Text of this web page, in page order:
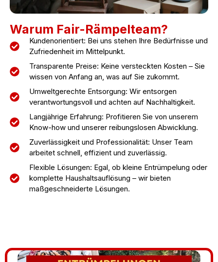
Warum Fair-Rämpelteam?
Kundenorientiert: Bei uns stehen Ihre Bedürfnisse und
Zufriedenheit im Mittelpunkt.
Transparente Preise: Keine versteckten Kosten – Sie
wissen von Anfang an, was auf Sie zukommt.
Umweltgerechte Entsorgung: Wir entsorgen
verantwortungsvoll und achten auf Nachhaltigkeit.
Langjährige Erfahrung: Profitieren Sie von unserem
Know-how und unserer reibungslosen Abwicklung.
Zuverlässigkeit und Professionalität: Unser Team
arbeitet schnell, effizient und zuverlässig.
Flexible Lösungen: Egal, ob kleine Entrümpelung oder
komplette Haushaltsauflösung – wir bieten
maßgeschneiderte Lösungen.